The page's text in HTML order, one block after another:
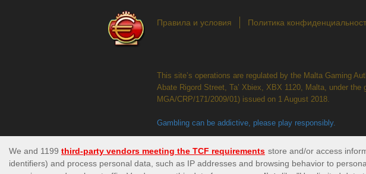
Правила и условия Политика
This site’s operations are regulated by the Malta Gaming
Abate Rigord Street, Ta’ Xbiex, XBX 1120, Malta, under
MGA/CRP/171/2009/01) issued on 1 August 2018.
Gambling can be addictive, please play responsibly.
Please note that all game images and provider icons
be live or available on the logged-in platform for your country